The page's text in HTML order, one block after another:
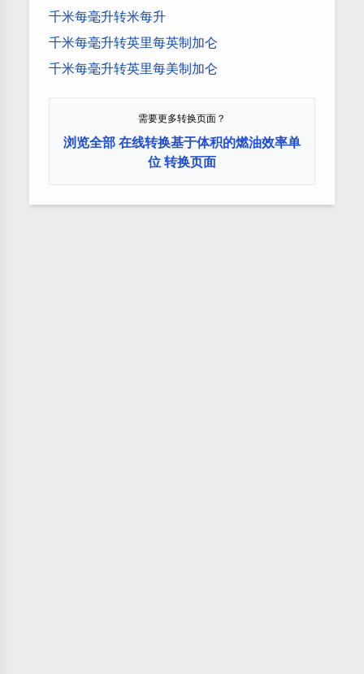
千米每毫升转米每升
千米每毫升转英里每英制加仑
千米每毫升转英里每美制加仑
需要更多转换页面？
浏览全部 在线转换基于体积的燃油效率单
位 转换页面